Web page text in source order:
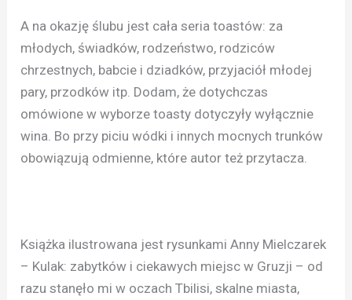
A na okazję ślubu jest cała seria toastów: za
młodych, świadków, rodzeństwo, rodziców
chrzestnych, babcie i dziadków, przyjaciół młodej
pary, przodków itp. Dodam, że dotychczas
omówione w wyborze toasty dotyczyły wyłącznie
wina. Bo przy piciu wódki i innych mocnych trunków
obowiązują odmienne, które autor też przytacza.
Książka ilustrowana jest rysunkami Anny Mielczarek
– Kulak: zabytków i ciekawych miejsc w Gruzji – od
razu stanęło mi w oczach Tbilisi, skalne miasta,